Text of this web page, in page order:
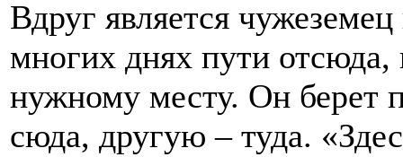
Вдруг является
многих днях пути отсюда,
нужному месту. Он берет
сюда, другую – туда.